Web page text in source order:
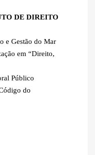
DE DIREITO
e Gestão do Mar
em “Direito,
Público
do